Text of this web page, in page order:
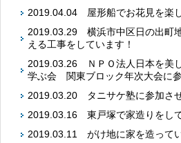
2019.04.04 屋形船でお花見を楽
2019.03.29 横浜市中区日の出町
える工事をしています！
2019.03.26
ＮＰＯ法人日本を美
学ぶ会 関東ブロック年次大会に
2019.03.20
タニサケ塾に参加さ
2019.03.16 東戸塚で家造りをし
2019.03.11 がけ地に家を造って